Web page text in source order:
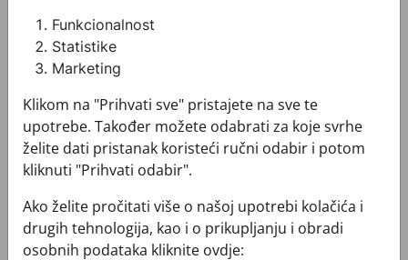
Funkcionalnost
Statistike
Marketing
Klikom na "Prihvati sve" pristajete na sve te
upotrebe. Također možete odabrati za koje svrhe
želite dati pristanak koristeći ručni odabir i potom
kliknuti "Prihvati odabir".
Ako želite pročitati više o našoj upotrebi kolačića i
drugih tehnologija, kao i o prikupljanju i obradi
osobnih podataka kliknite ovdje: